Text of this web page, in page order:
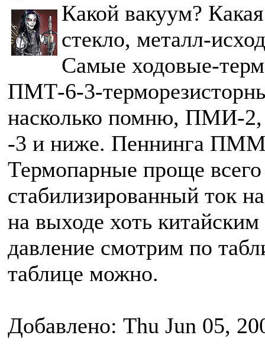
Какой вакуум?
стекло, металл-
Самые ходовые-
ПМТ-6-3-
насколько помню, ПМИ-
-3 и ниже. Пеннинга
Термопарные проще
стабилизированный ток
на выходе хоть
давление смотрим по
таблице можно.
Добавлено: Thu Jun 05,